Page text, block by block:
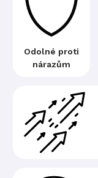
Odolné proti
nárazům